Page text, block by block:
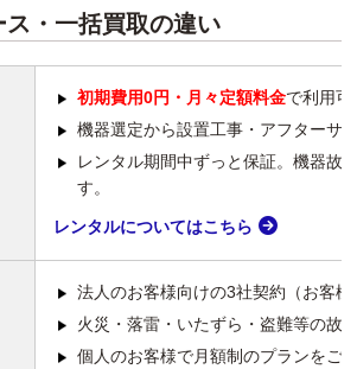
ス・一括買取の違い
初期費用0円・月々定額料金で利用可
機器選定から設置工事・アフターサ
レンタル期間中ずっと保証。機器故
す。
レンタルについてはこちら
法人のお客様向けの3社契約（お客
火災・落雷・いたずら・盗難等の故
個人のお客様で月額制のプランをご